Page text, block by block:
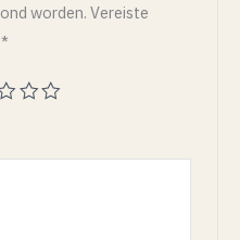
worden. Vereiste
*